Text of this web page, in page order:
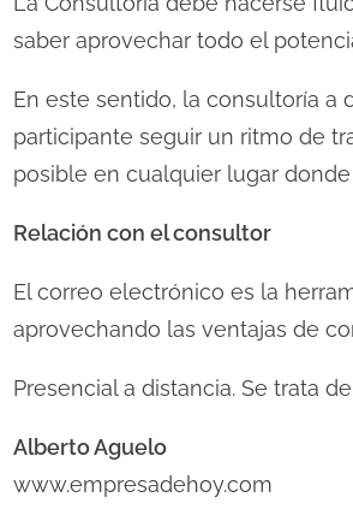
saber aprovechar todo el
En este sentido, la consultoría a
participante seguir un ritmo de
posible en cualquier lugar
Relación con el consultor
El correo electrónico es la
aprovechando las ventajas de
Presencial a distancia. Se trata
Alberto Aguelo
www.empresadehoy.com